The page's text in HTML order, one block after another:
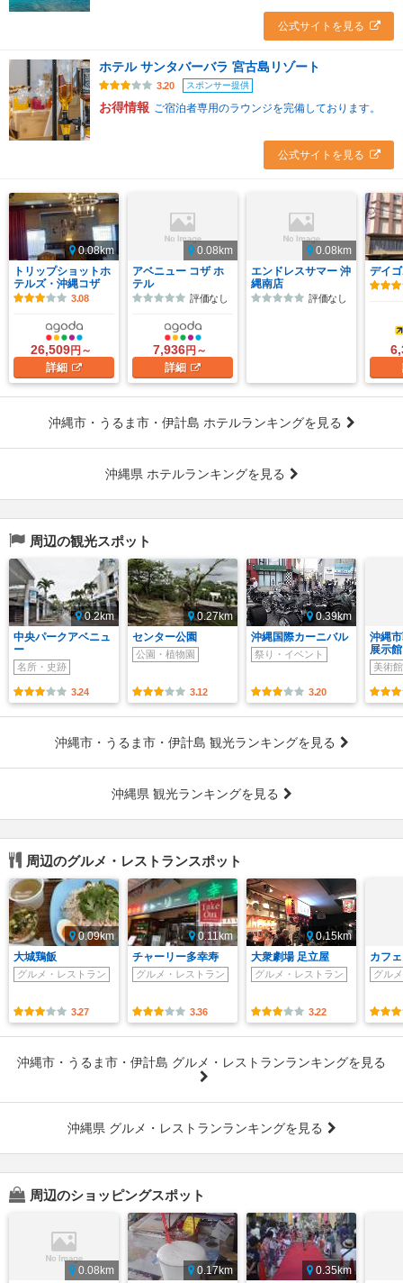
公式サイトを見る
ホテル サンタバーバラ 宮古島リゾート
3.20 スポンサー提供
お得情報 ご宿泊者専用のラウンジを完備しております。
公式サイトを見る
0.08km
トリップショットホ
テルズ・沖縄コザ
3.08
26,509円～
詳細
0.08km
アベニュー コザ ホ
テル
評価なし
7,936円～
詳細
0.08km
エンドレスサマー 沖
縄南店
評価なし
デイ
沖縄市・うるま市・伊計島 ホテルランキングを見る
沖縄県 ホテルランキングを見る
周辺の観光スポット
0.2km
中央パークアベニュ
ー
名所・史跡
3.24
0.27km
センター公園
公園・植物園
3.12
0.39km
沖縄国際カーニバル
祭り・イベント
3.20
沖縄
展示
美術
沖縄市・うるま市・伊計島 観光ランキングを見る
沖縄県 観光ランキングを見る
周辺のグルメ・レストランスポット
0.09km
大城鶏飯
グルメ・レストラン
3.27
0.11km
チャーリー多幸寿
グルメ・レストラン
3.36
0.15km
大衆劇場 足立屋
グルメ・レストラン
3.22
カフ
グル
沖縄市・うるま市・伊計島 グルメ・レストランランキングを見る
沖縄県 グルメ・レストランランキングを見る
周辺のショッピングスポット
0.08km
0.17km
0.35km